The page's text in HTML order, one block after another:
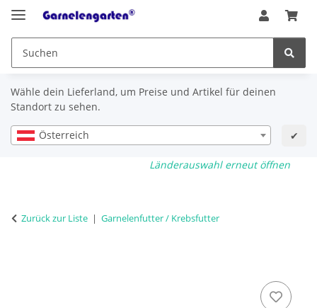
Wähle dein Lieferland, um Preise und Artikel für deinen
Standort zu sehen.
Österreich ✔
Länderauswahl erneut öffnen
Zurück zur Liste Garnelenfutter / Krebsfutter